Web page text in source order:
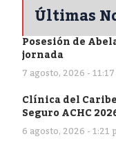
Últimas
Posesión de
jornada
7 agosto, 2026 -
Clínica del
Seguro ACHC
6 agosto, 2026 - 1:21